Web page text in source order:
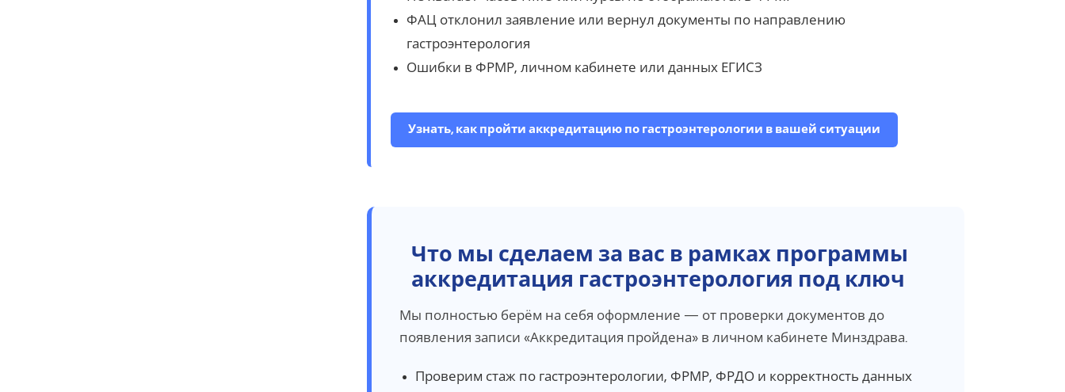
ФАЦ отклонил заявление или вернул документы по направлению
гастроэнтерология
Ошибки в ФРМР, личном кабинете или данных ЕГИСЗ
Узнать, как пройти аккредитацию по гастроэнтерологии в вашей ситуации
Что мы сделаем за вас в рамках программы
аккредитация гастроэнтерология под ключ
Мы полностью берём на себя оформление — от проверки документов до
появления записи «Аккредитация пройдена» в личном кабинете Минздрава.
Проверим стаж по гастроэнтерологии, ФРМР, ФРДО и корректность данных